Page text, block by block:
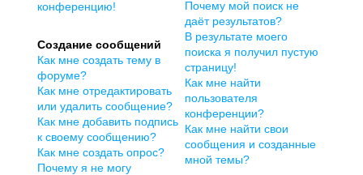
конференцию!
Создание сообщений
Как мне создать тему в
форуме?
Как мне отредактировать
или удалить сообщение?
Как мне добавить подпись
к своему сообщению?
Как мне создать опрос?
Почему я не могу
Почему мой поиск не
даёт результатов?
В результате моего
поиска я получил пустую
страницу!
Как мне найти
пользователя
конференции?
Как мне найти свои
сообщения и созданные
мной темы?